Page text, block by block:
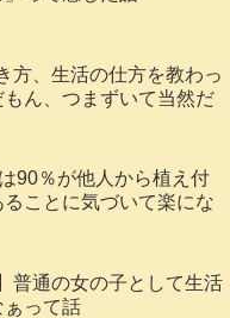
方、生活の仕方を教わっ
ん、つまずいて当然だ
90％が他人から植え付
ことに気づいて楽にな
普通の女の子として生活
ぁって話